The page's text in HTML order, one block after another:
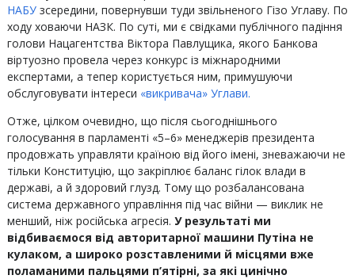
НАБУзсередини, повернувши туди звільненого Гізо Углаву. По
ходу ховаючи НАЗК. По суті, ми є свідками публічного падіння
голови Нацагентства Віктора Павлущика, якого Банкова
віртуозно провела через конкурс із міжнародними
експертами, а тепер користується ним, примушуючи
обслуговувати інтереси «викривача» Углави.
Отже, цілком очевидно, що після сьогоднішнього
голосування в парламенті «5–6» менеджерів президента
продовжать управляти країною від його імені, зневажаючи не
тільки Конституцію, що закріплює баланс гілок влади в
державі, а й здоровий глузд. Тому що розбалансована
система державного управління під час війни — виклик не
менший, ніж російська агресія. У результаті ми
відбиваємося від авторитарної машини Путіна не
кулаком, а широко розставленими й місцями вже
поламаними пальцями п’ятірні, за які цинічно